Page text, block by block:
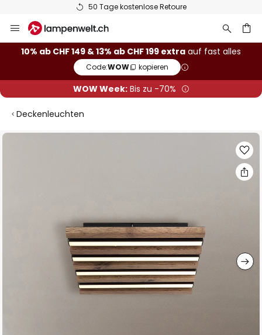
50 Tage kostenlose Retoure
Inhalt
springen
10% ab CHF 149 & 13% ab CHF 199 extra auf fast alles
Code:WOW kopieren
WOW Week:Bis zu -70%
Deckenleuchten
Zum